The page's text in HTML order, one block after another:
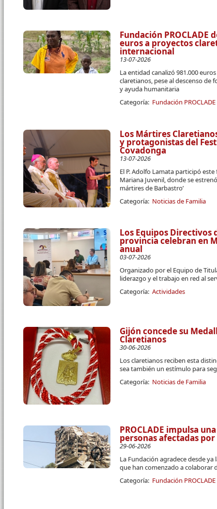
Fundación PROCLADE
euros a proyectos
internacional
13-07-2026
La entidad canalizó 981.000
claretianos, pese al descenso
y ayuda humanitaria
Categoría: Fundación PROCLADE
Los Mártires
y protagonistas del
Covadonga
13-07-2026
El P. Adolfo Lamata participó
Mariana Juvenil, donde se
mártires de Barbastro’
Categoría: Noticias de Familia
Los Equipos Directivos
provincia celebran en
anual
03-07-2026
Organizado por el Equipo de
liderazgo y el trabajo en red al
Categoría: Actividades
Gijón concede su
Claretianos
30-06-2026
Los claretianos reciben esta
sea también un estímulo para
Categoría: Noticias de Familia
PROCLADE impulsa
personas afectadas
29-06-2026
La Fundación agradece desde
que han comenzado a colaborar
Categoría: Fundación PROCLADE